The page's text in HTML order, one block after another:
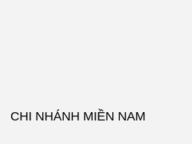
CHI NHÁNH MIỀN NAM